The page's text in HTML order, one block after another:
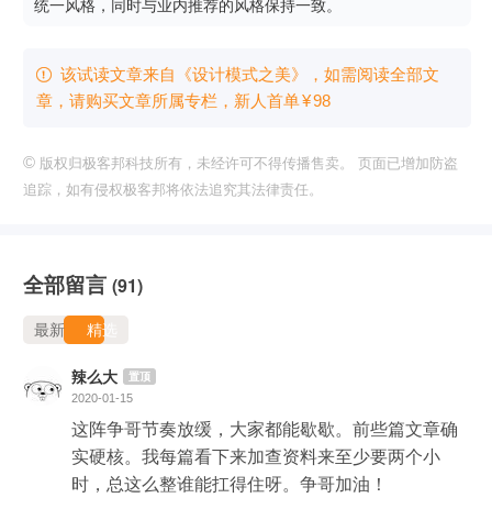
统一风格，同时与业内推荐的风格保持一致。
 该试读文章来自《设计模式之美》，如需阅读全部文
章，请购买文章所属专栏 ，新⼈⾸单¥98
© 版权归极客邦科技所有，未经许可不得传播售卖。 页面已增加防盗
追踪，如有侵权极客邦将依法追究其法律责任。
全部留言 (91)
最新 精选
辣么大 置顶
2020-01-15
这阵争哥节奏放缓，大家都能歇歇。前些篇文章确
实硬核。我每篇看下来加查资料来至少要两个小
时，总这么整谁能扛得住呀。争哥加油！